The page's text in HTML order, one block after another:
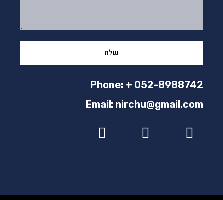
שלח
Phone: + 052-8988742
Email: nirchu@gmail.com